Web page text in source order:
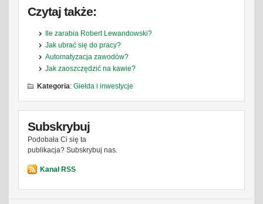
Czytaj także:
Ile zarabia Robert Lewandowski?
Jak ubrać się do pracy?
Automatyzacja zawodów?
Jak zaoszczędzić na kawie?
Kategoria: Giełda i inwestycje
Subskrybuj
Podobała Ci się ta
publikacja? Subskrybuj nas.
Kanał RSS